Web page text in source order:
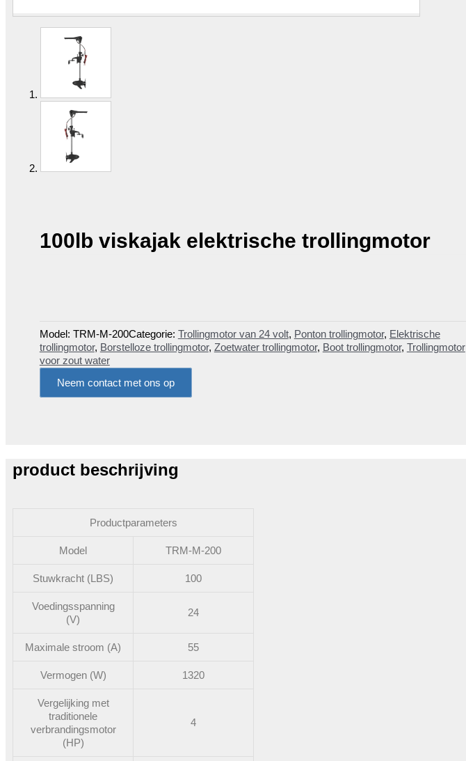
100lb viskajak elektrische trollingmotor
Model: TRM-M-200Categorie: Trollingmotor van 24 volt, Ponton trollingmotor, Elektrische
trollingmotor, Borstelloze trollingmotor, Zoetwater trollingmotor, Boot trollingmotor, Trollingmotor
voor zout water
Neem contact met ons op
product beschrijving
Productparameters
Model TRM-M-200
Stuwkracht (LBS) 100
Voedingsspanning
(V)
24
Maximale stroom (A) 55
Vermogen (W) 1320
Vergelijking met
traditionele
verbrandingsmotor
(HP)
4